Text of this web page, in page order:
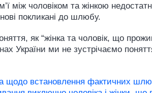
між чоловіком та жінкою
покликані до шлюбу.
як “жінка та чоловік, що
України ми не зустрічаємо
щодо встановлення фактичних